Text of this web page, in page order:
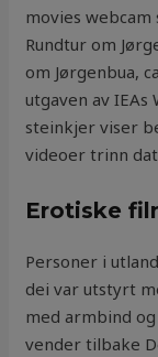
movies webcam
Rundtur om
om Jørgenbua,
utgaven av
steinkjer viser
videoer trinn
Erotiske
Personer i
dei var utstyrt
med armbind
vender tilbake